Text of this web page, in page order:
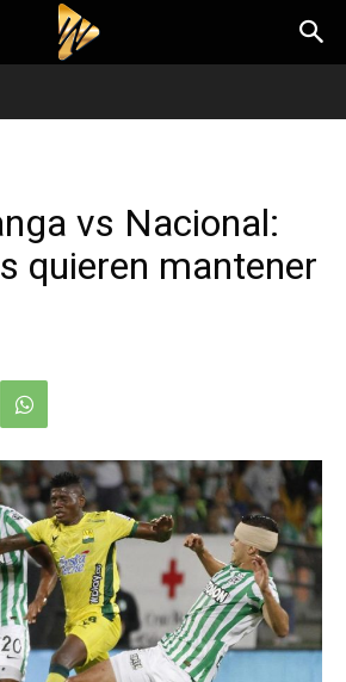
vs Nacional:
quieren mantener